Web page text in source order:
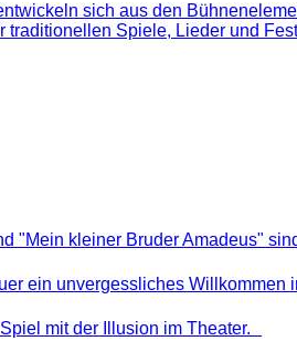
sich aus den
traditionellen Spiele, Lieder und
"Mein kleiner Bruder Amadeus"
ein unvergessliches
mit der Illusion im Theater.